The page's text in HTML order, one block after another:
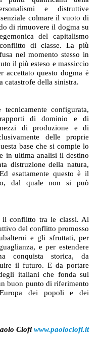
e distruttive
colmare il vuoto di
di rimuovere il dogma su
del capitalismo
di classe. La più
nel momento stesso in
il più esteso e massiccio
accettato questo dogma è
catastrofe della sinistra.
tecnicamente configurata,
di dominio e di
di produzione e di
delle proprie
base che si compie lo
in ultima analisi il destino
distruzione della natura,
esattamente questo è il
dal quale non si può
il conflitto tra le classi. Al
del conflitto promosso
e gli sfruttati, per
e per estendere
conquista storica, da
il futuro. E da portare
italiani che fonda sul
buon punto di riferimento
dei popoli e dei
Ciofi www.paolociofi.it